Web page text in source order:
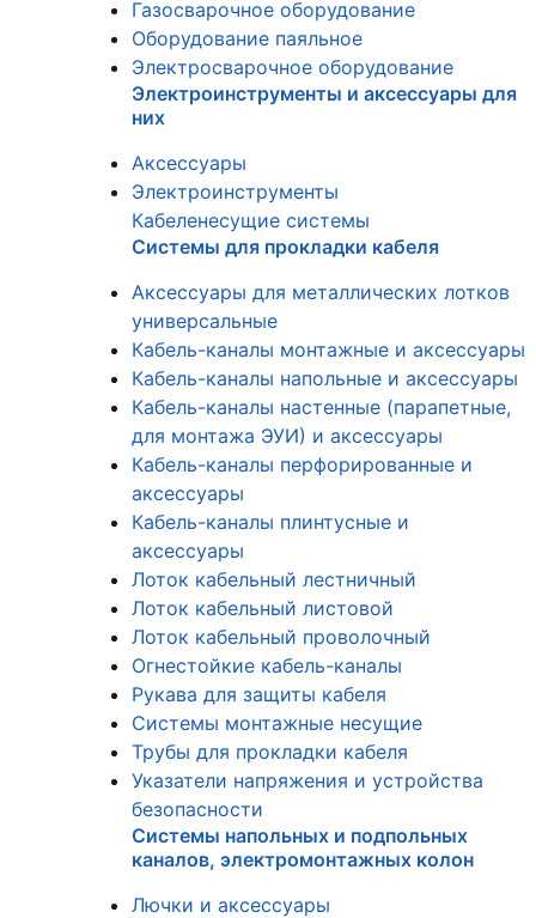
Газосварочное оборудование
Оборудование паяльное
Электросварочное оборудование
Электроинструменты и аксессуары для
них
Аксессуары
Электроинструменты
Кабеленесущие системы
Системы для прокладки кабеля
Аксессуары для металлических лотков
универсальные
Кабель-каналы монтажные и аксессуары
Кабель-каналы напольные и аксессуары
Кабель-каналы настенные (парапетные,
для монтажа ЭУИ) и аксессуары
Кабель-каналы перфорированные и
аксессуары
Кабель-каналы плинтусные и
аксессуары
Лоток кабельный лестничный
Лоток кабельный листовой
Лоток кабельный проволочный
Огнестойкие кабель-каналы
Рукава для защиты кабеля
Системы монтажные несущие
Трубы для прокладки кабеля
Указатели напряжения и устройства
безопасности
Системы напольных и подпольных
каналов, электромонтажных колон
Лючки и аксессуары